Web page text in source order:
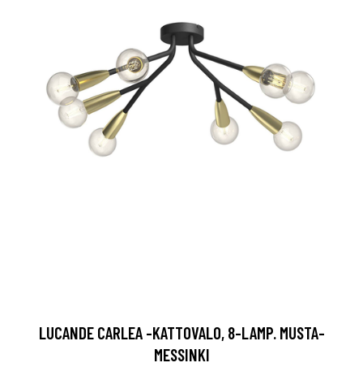
LUCANDE CARLEA -KATTOVALO, 8-LAMP. MUSTA-
MESSINKI